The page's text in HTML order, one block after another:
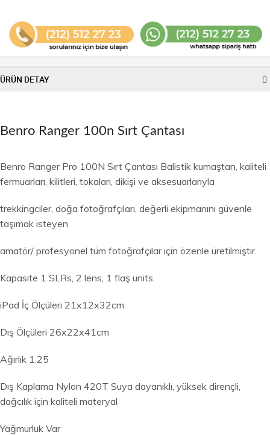
ÜRÜN DETAY
Benro Ranger 100n Sırt Çantası
Benro Ranger Pro 100N Sırt Çantası Balistik kumaştan, kaliteli
fermuarları, kilitleri, tokaları, dikişi ve aksesuarlarıyla
trekkingciler, doğa fotoğrafçıları, değerli ekipmanını güvenle
taşımak isteyen
amatör/ profesyonel tüm fotoğrafçılar için özenle üretilmiştir.
Kapasite 1 SLRs, 2 lens, 1 flaş units.
iPad İç Ölçüleri 21x12x32cm
Dış Ölçüleri 26x22x41cm
Ağırlık 1.25
Dış Kaplama Nylon 420T Suya dayanıklı, yüksek dirençli,
dağcılık için kaliteli materyal
Yağmurluk Var